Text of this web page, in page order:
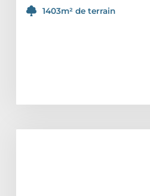
1403m² de terrain